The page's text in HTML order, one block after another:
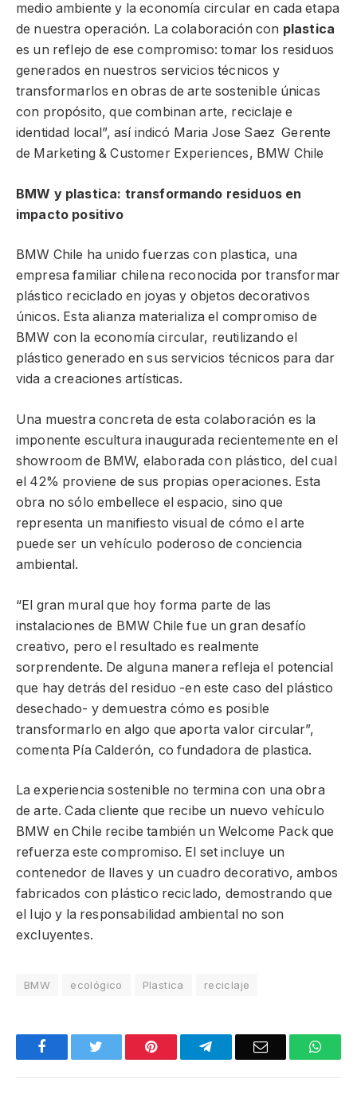
medio ambiente y la economía circular en cada etapa
de nuestra operación. La colaboración con plastica
es un reflejo de ese compromiso: tomar los residuos
generados en nuestros servicios técnicos y
transformarlos en obras de arte sostenible únicas
con propósito, que combinan arte, reciclaje e
identidad local”, así indicó Maria Jose Saez Gerente
de Marketing & Customer Experiences, BMW Chile
BMW y plastica: transformando residuos en
impacto positivo
BMW Chile ha unido fuerzas con plastica, una
empresa familiar chilena reconocida por transformar
plástico reciclado en joyas y objetos decorativos
únicos. Esta alianza materializa el compromiso de
BMW con la economía circular, reutilizando el
plástico generado en sus servicios técnicos para dar
vida a creaciones artísticas.
Una muestra concreta de esta colaboración es la
imponente escultura inaugurada recientemente en el
showroom de BMW, elaborada con plástico, del cual
el 42% proviene de sus propias operaciones. Esta
obra no sólo embellece el espacio, sino que
representa un manifiesto visual de cómo el arte
puede ser un vehículo poderoso de conciencia
ambiental.
“El gran mural que hoy forma parte de las
instalaciones de BMW Chile fue un gran desafío
creativo, pero el resultado es realmente
sorprendente. De alguna manera refleja el potencial
que hay detrás del residuo -en este caso del plástico
desechado- y demuestra cómo es posible
transformarlo en algo que aporta valor circular”,
comenta Pía Calderón, co fundadora de plastica.
La experiencia sostenible no termina con una obra
de arte. Cada cliente que recibe un nuevo vehículo
BMW en Chile recibe también un Welcome Pack que
refuerza este compromiso. El set incluye un
contenedor de llaves y un cuadro decorativo, ambos
fabricados con plástico reciclado, demostrando que
el lujo y la responsabilidad ambiental no son
excluyentes.
BMW ecológico Plastica reciclaje
Facebook Pinterest TelegramEmail